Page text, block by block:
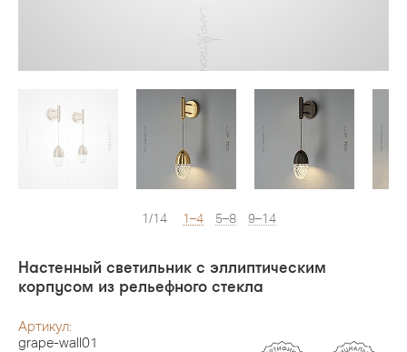
1/14 1–4 5–8 9–14
Настенный светильник с эллиптическим
корпусом из рельефного стекла
Артикул:
grape-wall01